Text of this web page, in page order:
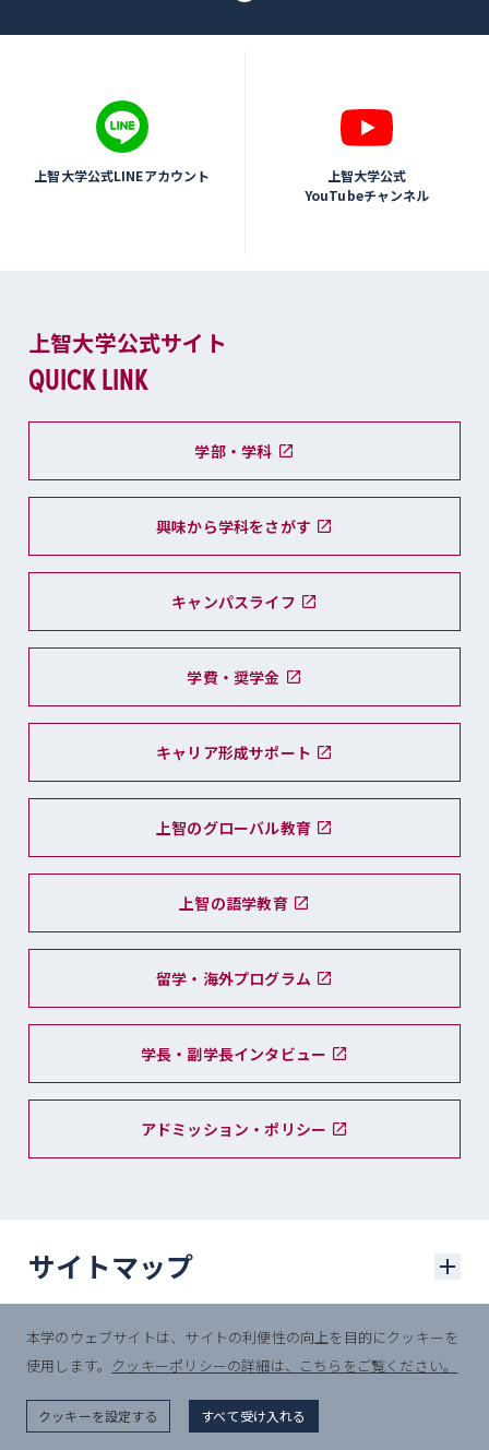
上智大学公式LINEアカウント
上智大学公式
YouTubeチャンネル
上智大学公式サイト
QUICK LINK
学部・学科
興味から学科をさがす
キャンパスライフ
学費・奨学金
キャリア形成サポート
上智のグローバル教育
上智の語学教育
留学・海外プログラム
学長・副学長インタビュー
アドミッション・ポリシー
サイトマップ
学部入試
学部入試に関するニュース
本学のウェブサイトは、サイトの利便性の向上を目的にクッキーを
使用します。 クッキーポリシーの詳細は、こちらをご覧ください。
クッキーを設定する すべて受け入れる